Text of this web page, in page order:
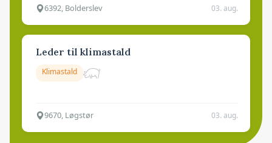
6392, Bolderslev 03. aug.
Leder til klimastald
Klimastald
9670, Løgstør 03. aug.